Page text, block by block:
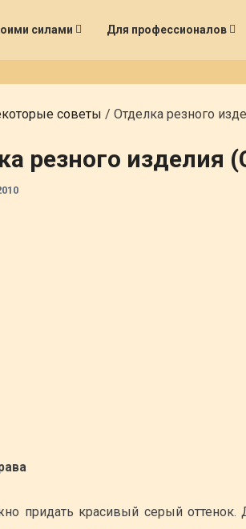
силами Для профессионалов
советы / Отделка резного
резного изделия
придать красивый серый оттенок.